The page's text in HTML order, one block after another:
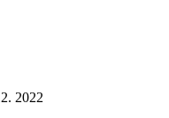
2022